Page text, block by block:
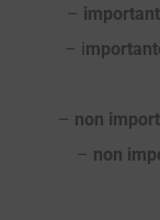
–
– i
– non
– non